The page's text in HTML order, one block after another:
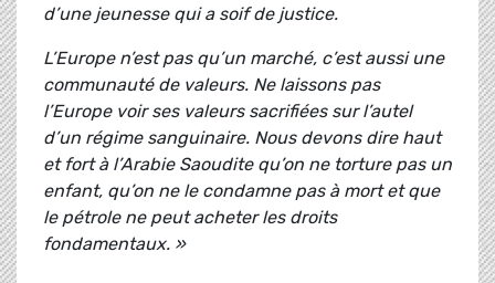
d’une jeunesse qui a soif de justice.
L’Europe n’est pas qu’un marché, c’est aussi une
communauté de valeurs. Ne laissons pas
l’Europe voir ses valeurs sacrifiées sur l’autel
d’un régime sanguinaire. Nous devons dire haut
et fort à l’Arabie Saoudite qu’on ne torture pas un
enfant, qu’on ne le condamne pas à mort et que
le pétrole ne peut acheter les droits
fondamentaux. »